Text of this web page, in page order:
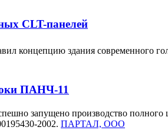
CLT-панелей
концепцию здания современного
ПАНЧ-11
запущено производство
2002. ПАРТАЛ, ООО